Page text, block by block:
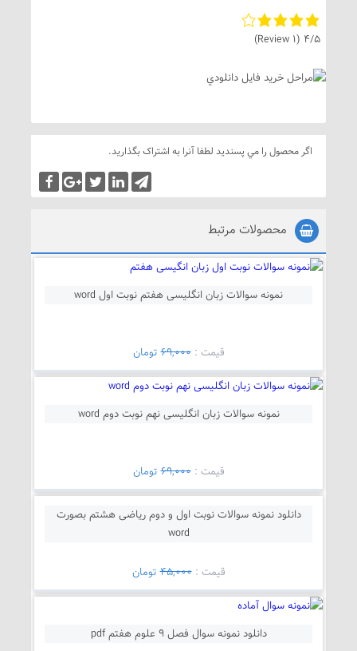
4/5
(1 Review)
اگر محصول را مي پسنديد لطفا آنرا به اشتراک بگذاريد.
محصولات مرتبط
نمونه سوالات زبان انگلیسی هفتم نوبت اول word
قيمت :69,000تومان
نمونه سوالات زبان انگلیسی نهم نوبت دوم word
قيمت :69,000تومان
دانلود نمونه سوالات نوبت اول و دوم ریاضی هشتم بصورت
word
قيمت :45,000تومان
دانلود نمونه سوال فصل 9 علوم هفتم pdf